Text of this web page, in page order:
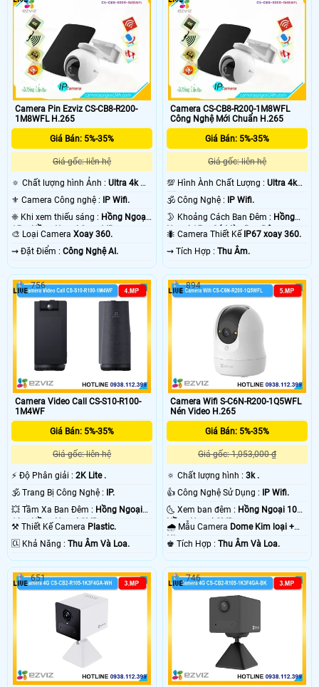
Camera Pin Ezviz CS-CB8-R200-
1M8WFL H.265
Giá Bán: 5%-35%
Giá gốc: liên hệ
🔅 Chất lượng hình Ảnh : Ultra 4k 👍🏾
⚜️ Camera Công nghệ :
IP Wifi.
❈ Khi xem thiếu sáng : Hồng Ngoại
15m Hồng Ngoại Smart IR.
🎨 Loại Camera Xoay 360.
️⇝ Đặt Điểm : Công Nghệ AI.
Camera CS-CB8-R200-1M8WFL
Công Nghệ Mới Chuẩn H.265
Giá Bán: 5%-35%
Giá gốc: liên hệ
💯 Hình Ành Chất Lượng :Ultra 4k
👍🏾 .
🕉️ Công Nghệ :
IP Wifi.
🌛 Khoảng Cách Ban Đêm : Hồng
Ngoại 15m Có Màu Ban Ðêm.
🐜 Camera Thiết Kế IP67 xoay 360.
️⇝ Tích Hợp :Thu Âm.
Camera Video Call CS-S10-R100-
1M4WF
Giá Bán: 5%-35%
Giá gốc: liên hệ
️⚡ Độ Phân giải : 2K Lite .
🕉️ Trang Bị Công Nghệ : IP.
💥 Tầm Xa Ban Đêm : Hồng Ngoại
10m Hồng Ngoại SMD.
⚒ Thiết Kế Camera Plastic.
️🆑 Khả Năng : Thu Âm Và Loa.
756
Camera Wifi S-C6N-R200-1Q5WFL
Nén Video H.265
Giá Bán: 5%-35%
Giá gốc: 1,053,000 ₫
🔅 Chất lượng hình :3k .
👍 Công Nghệ Sử Dụng : IP Wifi.
🌜 Xem ban đêm : Hồng Ngoại 10m
Hồng Ngoại SMD.
🌧️ Mẫu Camera Dome Kim loại +
Nhựa.
️♚ Tích Hợp :Thu Âm Và Loa.
894
651 746